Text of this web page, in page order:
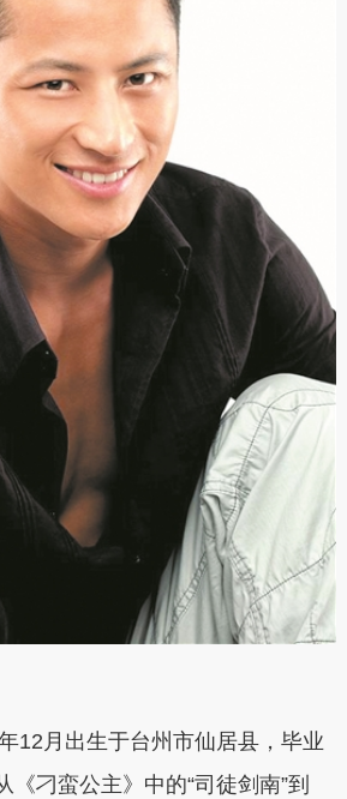
月出生于台州市仙居县，毕业
《刁蛮公主》中的“司徒剑南”到